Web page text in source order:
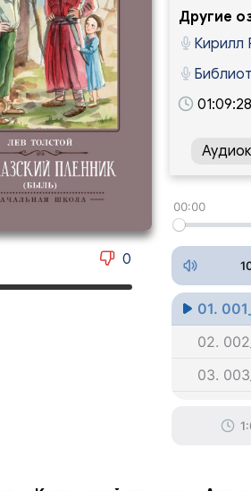
0
Другие
Кирилл
01:09:28
00:00
01.
02.
03.